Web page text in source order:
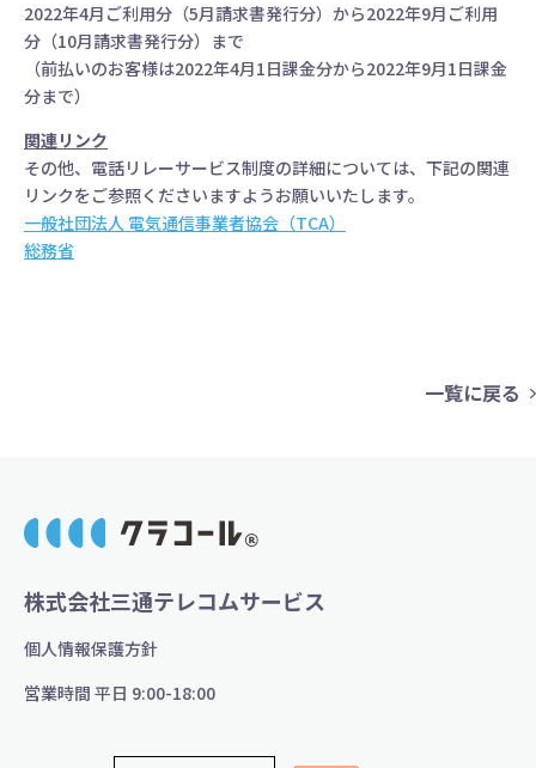
2022年4月ご利用分（5月請求書発行分）から2022年9月ご利用
分（10月請求書発行分）まで
（前払いのお客様は2022年4月1日課金分から2022年9月1日課金
分まで）
関連リンク
その他、電話リレーサービス制度の詳細については、下記の関連
リンクをご参照くださいますようお願いいたします。
一般社団法人 電気通信事業者協会（TCA）
総務省
一覧に戻る
株式会社三通テレコムサービス
個人情報保護方針
営業時間 平日 9:00-18:00